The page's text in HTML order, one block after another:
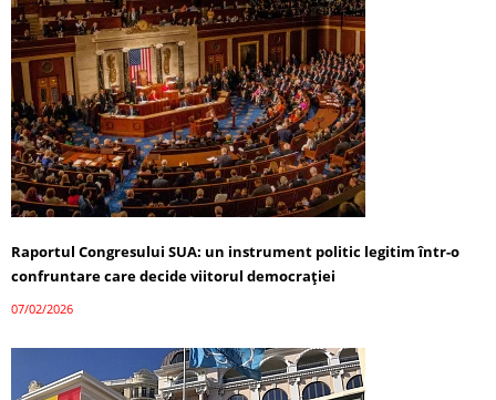
Raportul Congresului SUA: un instrument politic legitim într-o
confruntare care decide viitorul democrației
07/02/2026